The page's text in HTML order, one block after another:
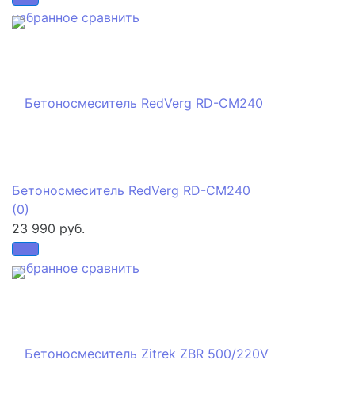
избранное сравнить
избранное сравнить
Бетоносмеситель RedVerg RD-CM240
(0)
23 990 руб.